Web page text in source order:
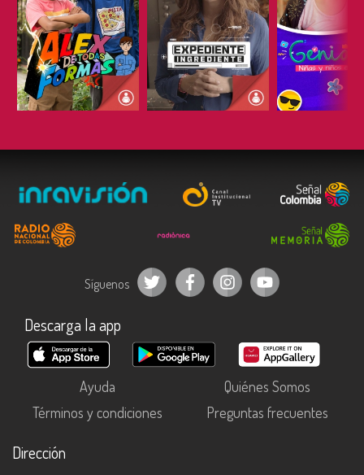
ESCUCHAR ESCUCHAR
Síguenos
Descarga la app
Ayuda
Quiénes Somos
Términos y condiciones
Preguntas frecuentes
Dirección